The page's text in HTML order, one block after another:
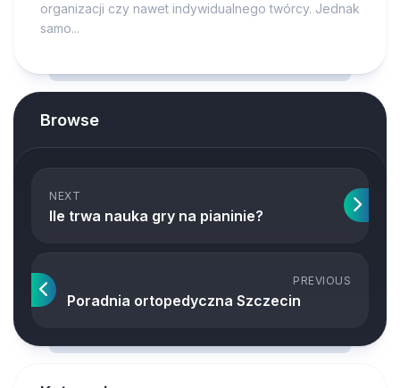
organizacji czy nawet indywidualnego twórcy. Jednak
samo...
Browse
NEXT
Ile trwa nauka gry na pianinie?
PREVIOUS
Poradnia ortopedyczna Szczecin